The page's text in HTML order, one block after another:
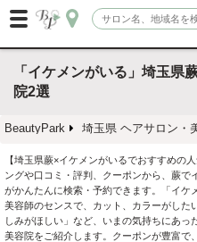
「イケメンがいる」埼玉県
院2選
BeautyPark 埼玉県 ヘアサロン・
【埼玉県蕨×イケメンがいるでおすすめの
ングや口コミ・評判、クーポンから、蕨
がかんたんに検索・予約できます。「イケ
美容師のセンスで、カット、カラーがした
しみがほしい」など、いまの気持ちにあっ
美容院をご紹介します。クーポンが豊富で